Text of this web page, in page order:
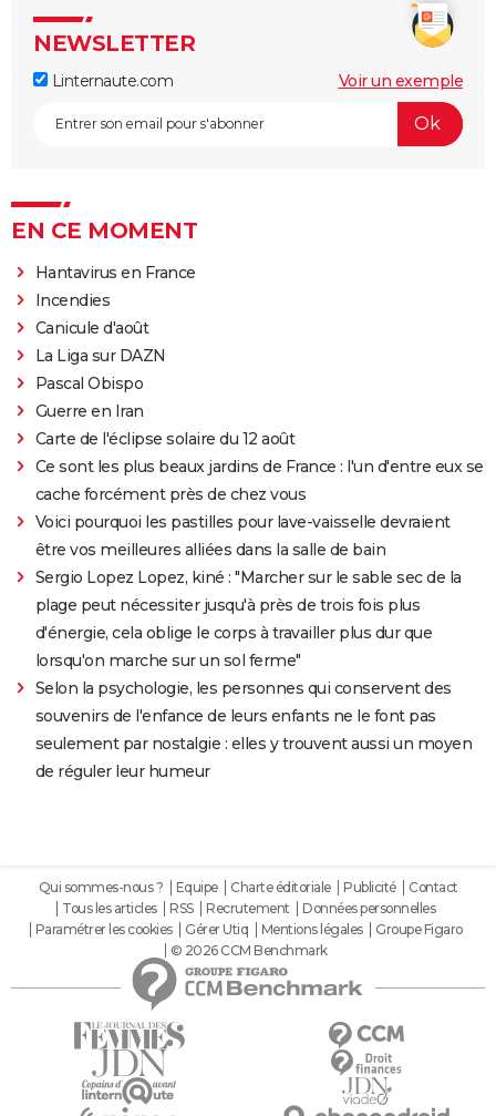
NEWSLETTER
Linternaute.com Voir un exemple
EN CE MOMENT
Hantavirus en France
Incendies
Canicule d'août
La Liga sur DAZN
Pascal Obispo
Guerre en Iran
Carte de l'éclipse solaire du 12 août
Ce sont les plus beaux jardins de France : l'un d'entre eux se
cache forcément près de chez vous
Voici pourquoi les pastilles pour lave-vaisselle devraient
être vos meilleures alliées dans la salle de bain
Sergio Lopez Lopez, kiné : "Marcher sur le sable sec de la
plage peut nécessiter jusqu'à près de trois fois plus
d'énergie, cela oblige le corps à travailler plus dur que
lorsqu'on marche sur un sol ferme"
Selon la psychologie, les personnes qui conservent des
souvenirs de l'enfance de leurs enfants ne le font pas
seulement par nostalgie : elles y trouvent aussi un moyen
de réguler leur humeur
Qui sommes-nous ? Equipe Charte éditoriale Publicité
Contact
Tous les articles
RSS Recrutement
Données personnelles
Paramétrer les cookies
Gérer Utiq Mentions légales
Groupe Figaro
© 2026 CCM Benchmark